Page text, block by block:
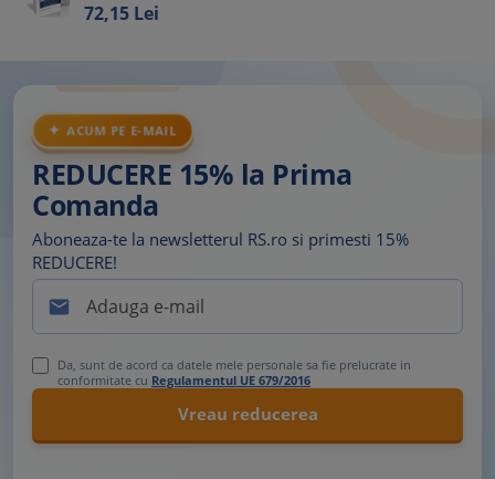
72,15 Lei
ACUM PE E-MAIL
REDUCERE 15% la Prima
Comanda
Aboneaza-te la newsletterul RS.ro si primesti 15%
REDUCERE!

Da, sunt de acord ca datele mele personale sa fie prelucrate in
conformitate cu Regulamentul UE 679/2016